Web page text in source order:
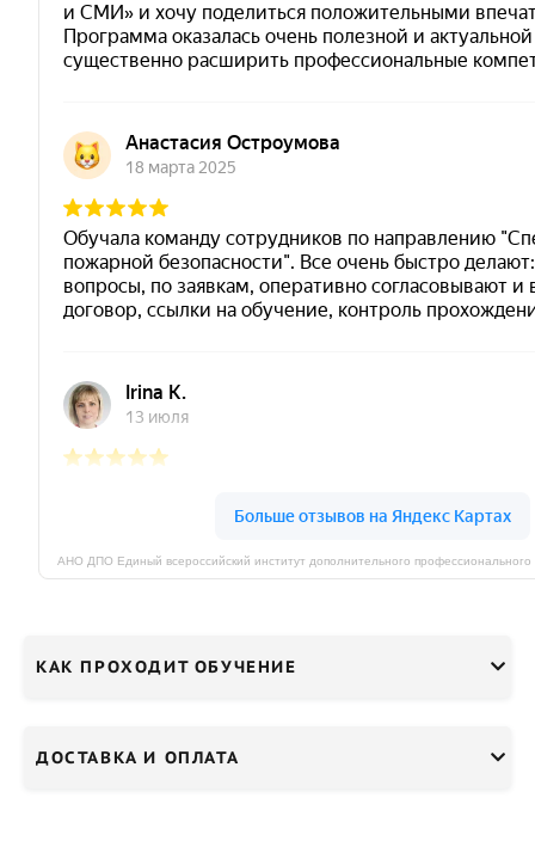
КАК ПРОХОДИТ ОБУЧЕНИЕ
ДОСТАВКА И ОПЛАТА